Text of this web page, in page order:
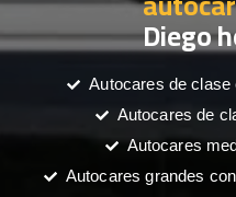
Diego
Autocares de
Autocares de
Autocares
Autocares grandes